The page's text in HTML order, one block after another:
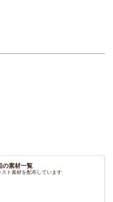
の素材一覧
スト素材を配布しています